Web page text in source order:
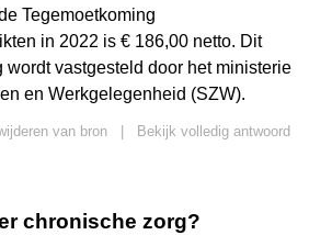
Tegemoetkoming
in 2022 is € 186,00 netto. Dit
wordt vastgesteld door het ministerie
en Werkgelegenheid (SZW).
van bron
Bekijk volledig antwoord
chronische zorg?